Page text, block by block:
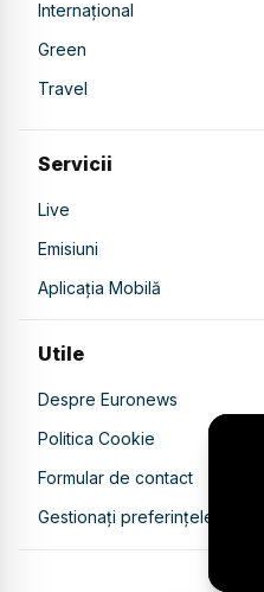
Internațional
Green
Travel
Servicii
Live
Emisiuni
Aplicația Mobilă
Utile
Despre Euronews
Politica Cookie
Formular de contact
Gestionați preferințele